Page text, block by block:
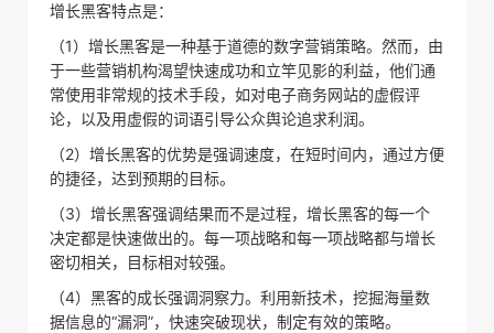
增长黑客特点是：
（1）增长黑客是一种基于道德的数字营销策略。然而，由
于一些营销机构渴望快速成功和立竿见影的利益，他们通
常使用非常规的技术手段，如对电子商务网站的虚假评
论，以及用虚假的词语引导公众舆论追求利润。
（2）增长黑客的优势是强调速度，在短时间内，通过方便
的捷径，达到预期的目标。
（3）增长黑客强调结果而不是过程，增长黑客的每一个
决定都是快速做出的。每一项战略和每一项战略都与增长
密切相关，目标相对较强。
（4）黑客的成长强调洞察力。利用新技术，挖掘海量数
据信息的“漏洞”，快速突破现状，制定有效的策略。